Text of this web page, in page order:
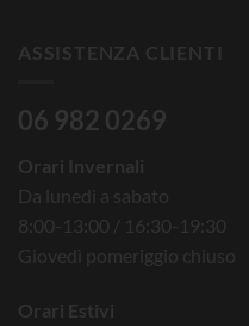
ASSISTENZA CLIENTI
06 982 0269
Orari Invernali
Da lunedì a sabato
8:00-13:00 / 16:30-19:30
Giovedì pomeriggio chiuso
Orari Estivi